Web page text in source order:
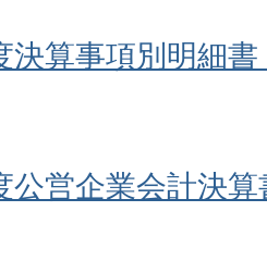
決算事項別明細
公営企業会計決